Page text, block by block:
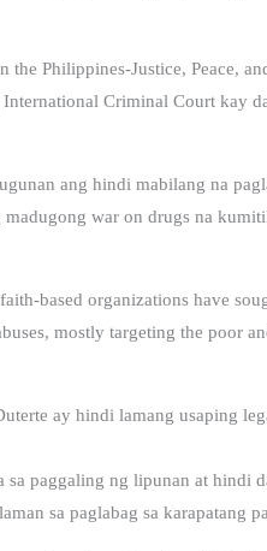
Philippines-Justice, Peace,
Criminal Court kay
ang hindi mabilang na
war on drugs na
based organizations have
mostly targeting the poor
ay hindi lamang usaping
sa paggaling ng lipunan at hindi
sa paglabag sa karapatang